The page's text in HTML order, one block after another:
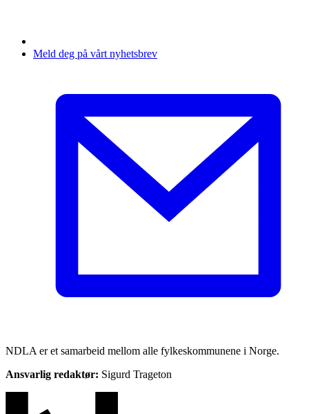
Meld deg på vårt nyhetsbrev
NDLA er et samarbeid mellom alle fylkeskommunene i Norge.
Ansvarlig redaktør: Sigurd Trageton